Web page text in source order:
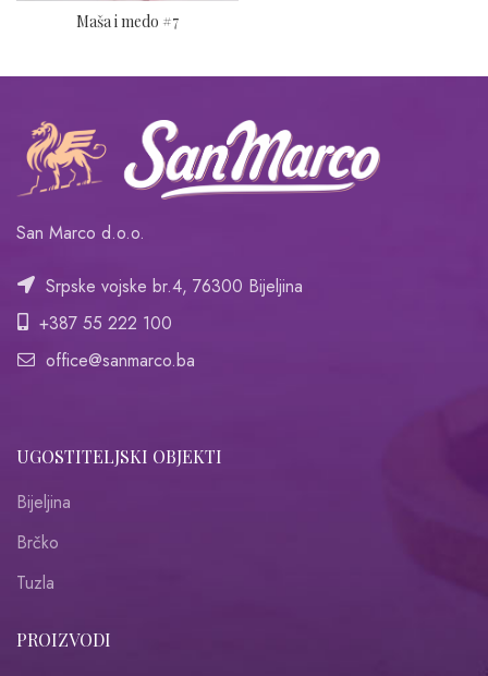
Maša i medo #7
San Marco d.o.o.
Srpske vojske br.4, 76300 Bijeljina
+387 55 222 100
office@sanmarco.ba
UGOSTITELJSKI OBJEKTI
Bijeljina
Brčko
Tuzla
PROIZVODI